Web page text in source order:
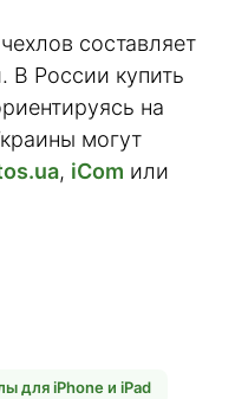
составляет
В России купить
на
могут
, iCom или
для iPhone и iPad